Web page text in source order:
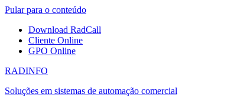
Pular para o conteúdo
Download RadCall
Cliente Online
GPO Online
RADINFO
Soluções em sistemas de automação comercial